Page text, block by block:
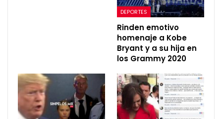
DEPORTES
Rinden emotivo
homenaje a Kobe
Bryant y a su hija en
los Grammy 2020